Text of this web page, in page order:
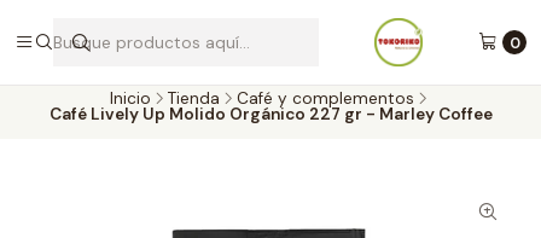
0
Envíos a todo Chile por Blue Express
Inicio Tienda Café y complementos
Café Lively Up Molido Orgánico 227 gr - Marley Coffee